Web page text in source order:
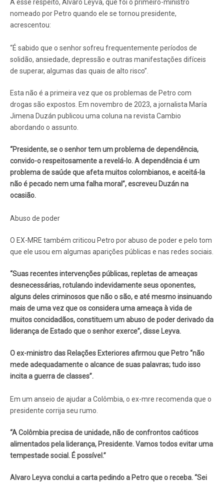
A esse respeito, Alvaro Leyva, que foi o primeiro-ministro
nomeado por Petro quando ele se tornou presidente,
acrescentou:
“É sabido que o senhor sofreu frequentemente períodos de
solidão, ansiedade, depressão e outras manifestações difíceis
de superar, algumas das quais de alto risco”.
Esta não é a primeira vez que os problemas de Petro com
drogas são expostos. Em novembro de 2023, a jornalista María
Jimena Duzán publicou uma coluna na revista Cambio
abordando o assunto.
“Presidente, se o senhor tem um problema de dependência,
convido-o respeitosamente a revelá-lo. A dependência é um
problema de saúde que afeta muitos colombianos, e aceitá-la
não é pecado nem uma falha moral”, escreveu Duzán na
ocasião.
Abuso de poder
O EX-MRE também criticou Petro por abuso de poder e pelo tom
que ele usou em algumas aparições públicas e nas redes sociais.
“Suas recentes intervenções públicas, repletas de ameaças
desnecessárias, rotulando indevidamente seus oponentes,
alguns deles criminosos que não o são, e até mesmo insinuando
mais de uma vez que os considera uma ameaça à vida de
muitos concidadãos, constituem um abuso de poder derivado da
liderança de Estado que o senhor exerce”, disse Leyva.
O ex-ministro das Relações Exteriores afirmou que Petro “não
mede adequadamente o alcance de suas palavras; tudo isso
incita a guerra de classes”.
Em um anseio de ajudar a Colômbia, o ex-mre recomenda que o
presidente corrija seu rumo.
“A Colômbia precisa de unidade, não de confrontos caóticos
alimentados pela liderança, Presidente. Vamos todos evitar uma
tempestade social. É possível.”
Alvaro Leyva conclui a carta pedindo a Petro que o receba. “Sei